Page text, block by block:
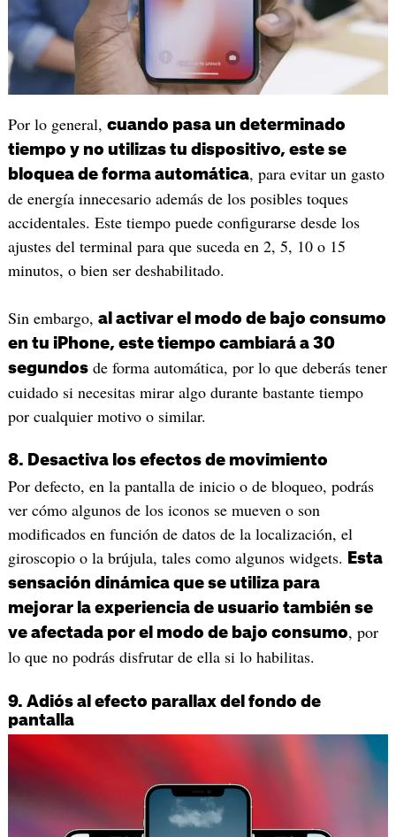
Por lo general, cuando pasa un determinado
tiempo y no utilizas tu dispositivo, este se
bloquea de forma automática, para evitar un gasto
de energía innecesario además de los posibles toques
accidentales. Este tiempo puede configurarse desde los
ajustes del terminal para que suceda en 2, 5, 10 o 15
minutos, o bien ser deshabilitado.
Sin embargo, al activar el modo de bajo consumo
en tu iPhone, este tiempo cambiará a 30
segundosde forma automática, por lo que deberás tener
cuidado si necesitas mirar algo durante bastante tiempo
por cualquier motivo o similar.
8. Desactiva los efectos de movimiento
Por defecto, en la pantalla de inicio o de bloqueo, podrás
ver cómo algunos de los iconos se mueven o son
modificados en función de datos de la localización, el
giroscopio o la brújula, tales como algunos widgets.
Esta
sensación dinámica que se utiliza para
mejorar la experiencia de usuario también se
ve afectada por el modo de bajo consumo, por
lo que no podrás disfrutar de ella si lo habilitas.
9. Adiós al efecto parallax del fondo de
pantalla